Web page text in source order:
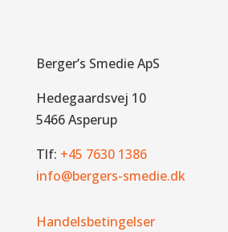
Berger’s Smedie ApS
Hedegaardsvej 10
5466 Asperup
Tlf: +45 7630 1386
info@bergers-smedie.dk
Handelsbetingelser